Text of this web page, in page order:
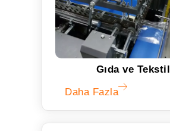
Gıda ve Tekstil
Daha Fazla